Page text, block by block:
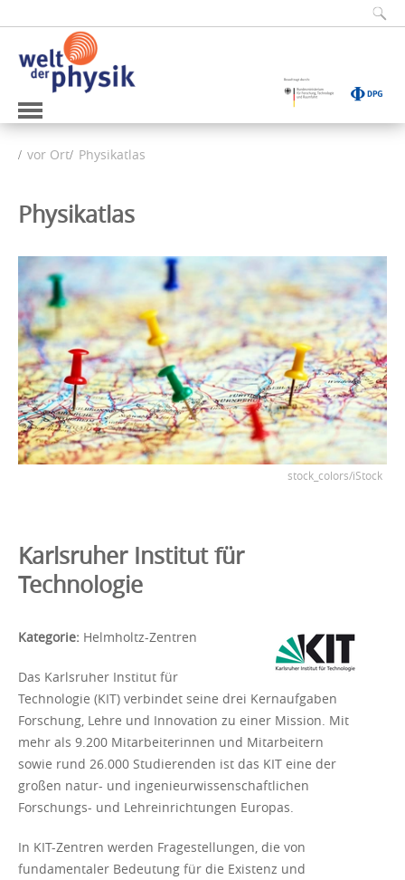
vor Ort Physikatlas
Physikatlas
stock_colors/iStock
Karlsruher Institut für
Technologie
Kategorie: Helmholtz-Zentren
Das Karlsruher Institut für
Technologie (KIT) verbindet seine drei Kernaufgaben
Forschung, Lehre und Innovation zu einer Mission. Mit
mehr als 9.200 Mitarbeiterinnen und Mitarbeitern
sowie rund 26.000 Studierenden ist das KIT eine der
großen natur- und ingenieurwissenschaftlichen
Forschungs- und Lehreinrichtungen Europas.
In KIT-Zentren werden Fragestellungen, die von
fundamentaler Bedeutung für die Existenz und